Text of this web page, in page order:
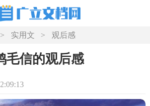
> 实用文 > 观后感
毛信的观后感